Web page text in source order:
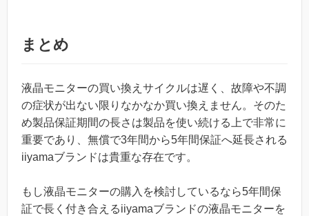
まとめ
液晶モニターの買い換えサイクルは遅く、故障や不調
の症状が出ない限りなかなか買い換えません。そのた
め製品保証期間の長さは製品を使い続ける上で非常に
重要であり、無償で3年間から5年間保証へ延長される
iiyamaブランドは貴重な存在です。
もし液晶モニターの購入を検討しているなら5年間保
証で長く付き合えるiiyamaブランドの液晶モニターを